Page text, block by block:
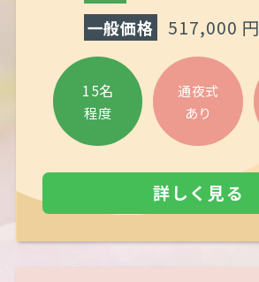
一般価格 517,000 円
15名
程度
通夜式
あり
詳しく見る